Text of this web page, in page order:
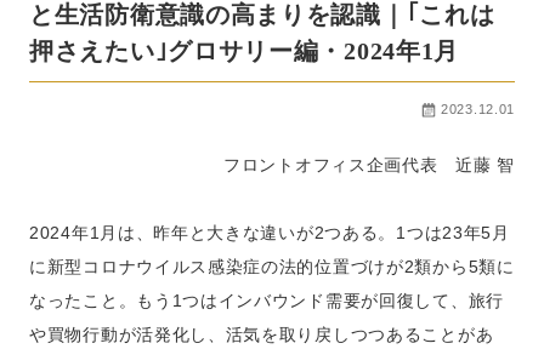
と生活防衛意識の高まりを認識｜｢これは
押さえたい｣グロサリー編・2024年1月
2023.12.01
フロントオフィス企画代表 近藤 智
2024年1月は、昨年と大きな違いが2つある。1つは23年5月
に新型コロナウイルス感染症の法的位置づけが2類から5類に
なったこと。もう1つはインバウンド需要が回復して、旅行
や買物行動が活発化し、活気を取り戻しつつあることがあ